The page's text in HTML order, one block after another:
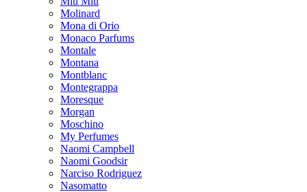
Molinard
Mona di Orio
Monaco Parfums
Montale
Montana
Montblanc
Montegrappa
Moresque
Morgan
Moschino
My Perfumes
Naomi Campbell
Naomi Goodsir
Narciso Rodriguez
Nasomatto